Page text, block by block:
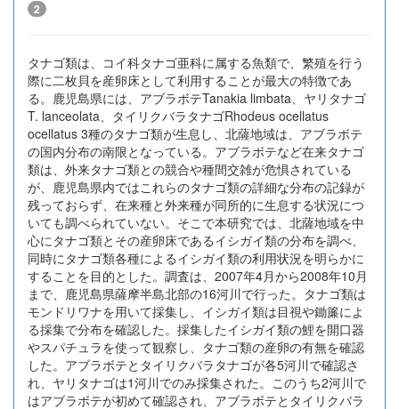
2
タナゴ類は、コイ科タナゴ亜科に属する魚類で、繁殖を行う
際に二枚貝を産卵床として利用することが最大の特徴であ
る。鹿児島県には、アブラボテTanakia limbata、ヤリタナゴ
T. lanceolata、タイリクバラタナゴRhodeus ocellatus
ocellatus 3種のタナゴ類が生息し、北薩地域は、アブラボテ
の国内分布の南限となっている。アブラボテなど在来タナゴ
類は、外来タナゴ類との競合や種間交雑が危惧されている
が、鹿児島県内ではこれらのタナゴ類の詳細な分布の記録が
残っておらず、在来種と外来種が同所的に生息する状況につ
いても調べられていない。そこで本研究では、北薩地域を中
心にタナゴ類とその産卵床であるイシガイ類の分布を調べ、
同時にタナゴ類各種によるイシガイ類の利用状況を明らかに
することを目的とした。調査は、2007年4月から2008年10月
まで、鹿児島県薩摩半島北部の16河川で行った。タナゴ類は
モンドリワナを用いて採集し、イシガイ類は目視や鋤簾によ
る採集で分布を確認した。採集したイシガイ類の鯉を開口器
やスパチュラを使って観察し、タナゴ類の産卵の有無を確認
した。アブラボテとタイリクバラタナゴが各5河川で確認さ
れ、ヤリタナゴは1河川でのみ採集された。このうち2河川で
はアブラボテが初めて確認され、アブラボテとタイリクバラ